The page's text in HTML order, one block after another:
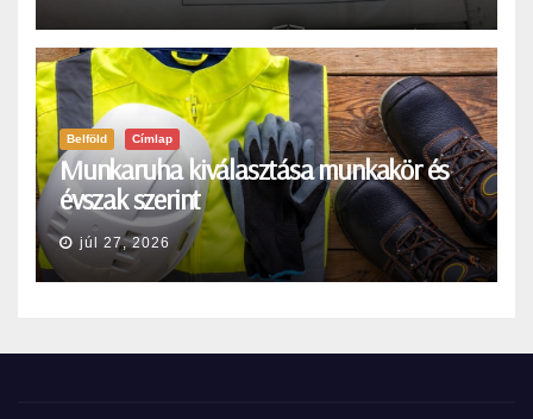
Belföld Címlap
Munkaruha kiválasztása munkakör és
évszak szerint
júl 27, 2026